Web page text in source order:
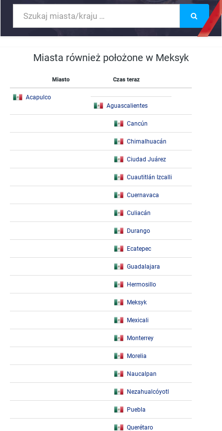
Miasta również położone w Meksyk
Miasto Czas teraz
Acapulco
Aguascalientes
Cancún
Chimalhuacán
Ciudad Juárez
Cuautitlán Izcalli
Cuernavaca
Culiacán
Durango
Ecatepec
Guadalajara
Hermosillo
Meksyk
Mexicali
Monterrey
Morelia
Naucalpan
Nezahualcóyotl
Puebla
Querétaro